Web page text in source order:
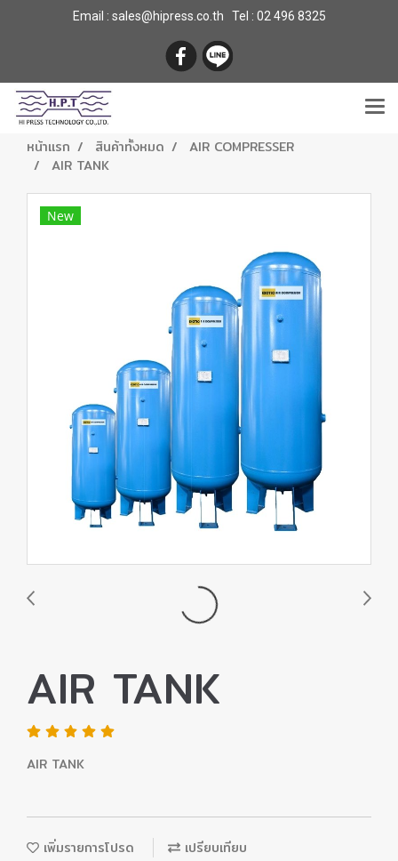
Email : sales@hipress.co.th Tel : 02 496 8325
หน้าแรก สินค้าทั้งหมด
AIR COMPRESSER
AIR TANK
New
AIR TANK
AIR TANK
เพิ่มรายการโปรด เปรียบเทียบ